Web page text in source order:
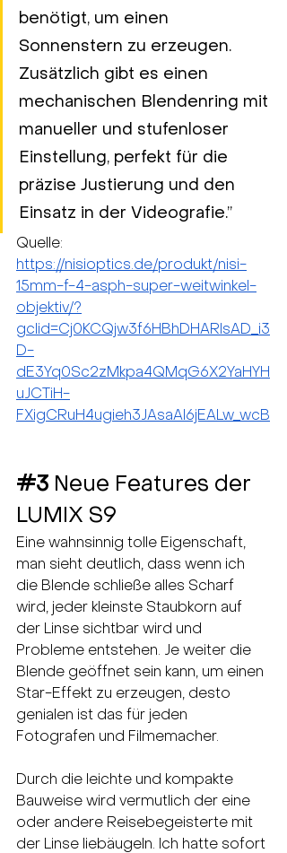
benötigt, um einen
Sonnenstern zu erzeugen.
Zusätzlich gibt es einen
mechanischen Blendenring mit
manueller und stufenloser
Einstellung, perfekt für die
präzise Justierung und den
Einsatz in der Videografie.”
Quelle:
https://nisioptics.de/produkt/nisi-
15mm-f-4-asph-super-weitwinkel-
objektiv/?
gclid=Cj0KCQjw3f6HBhDHARIsAD_i3
D-
dE3Yq0Sc2zMkpa4QMqG6X2YaHYH
uJCTiH-
FXigCRuH4ugieh3JAsaAl6jEALw_wcB
#3 Neue Features der
LUMIX S9
Eine wahnsinnig tolle Eigenschaft,
man sieht deutlich, dass wenn ich
die Blende schließe alles Scharf
wird, jeder kleinste Staubkorn auf
der Linse sichtbar wird und
Probleme entstehen. Je weiter die
Blende geöffnet sein kann, um einen
Star-Effekt zu erzeugen, desto
genialen ist das für jeden
Fotografen und Filmemacher.
Durch die leichte und kompakte
Bauweise wird vermutlich der eine
oder andere Reisebegeisterte mit
der Linse liebäugeln. Ich hatte sofort